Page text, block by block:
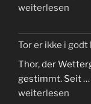
„Altfor
farvel
til
Norge“
weiterlesen
Tor er ikke i godt
Thor, der
gestimmt. Seit …
„Tor
weiterlesen